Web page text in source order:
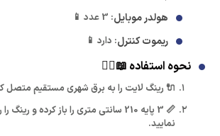
هولدر موبایل: 3 عدد 📱
ریموت کنترل: دارد 📱
نحوه استفاده 📖🚶‍♂️
🔌 رینگ لایت را به برق شهری مستقیم متصل
📏 3 پایه 210 سانتی متری را باز کرده و
نمایید.